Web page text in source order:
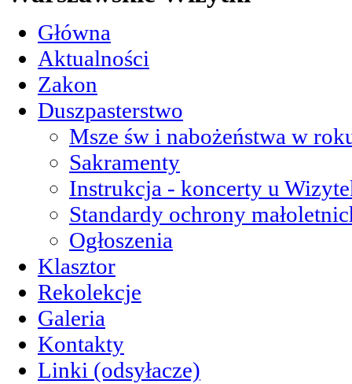
Główna
Aktualności
Zakon
Duszpasterstwo
Msze św i nabożeństwa w
Sakramenty
Instrukcja - koncerty u
Standardy ochrony
Ogłoszenia
Klasztor
Rekolekcje
Galeria
Kontakty
Linki (odsyłacze)